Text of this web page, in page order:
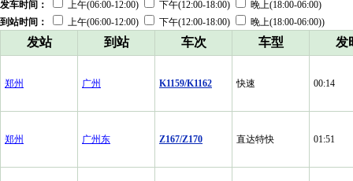
发车时间：
上午(06:00-12:00) 下午(12:00-18:00)
晚上(18:00-06:00)
到站时间：
上午(06:00-12:00) 下午(12:00-18:00) 晚上(18:00-06:00))
发站 到站 车次 车型 发
郑州 广州 K1159/K1162 快速 00:14
郑州 广州东 Z167/Z170 直达特快 01:51